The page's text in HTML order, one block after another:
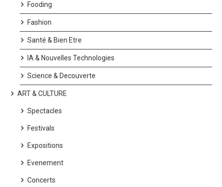
Fooding
Fashion
Santé & Bien Etre
IA & Nouvelles Technologies
Science & Decouverte
ART & CULTURE
Spectacles
Festivals
Expositions
Evenement
Concerts